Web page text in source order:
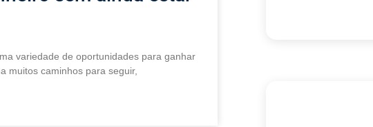
variedade de oportunidades para ganhar
muitos caminhos para seguir,